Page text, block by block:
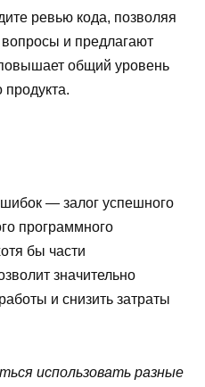
ревью кода, позволяя
и предлагают
общий уровень
продукта.
— залог успешного
программного
бы части
значительно
и снизить затраты
использовать разные